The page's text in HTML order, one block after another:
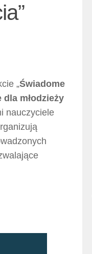
„Świadome
młodzieży
nauczyciele